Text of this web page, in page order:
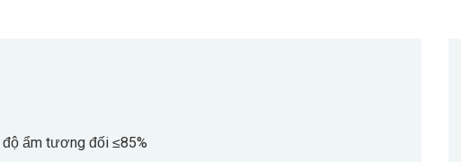
ẩm tương đối ≤85%